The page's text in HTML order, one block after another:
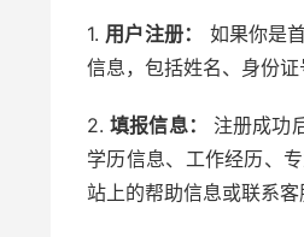
1. 用户注册：
如果你是
信息，包括姓名、身份
2.填报信息：
注册成功
学历信息、工作经历、
站上的帮助信息或联系客